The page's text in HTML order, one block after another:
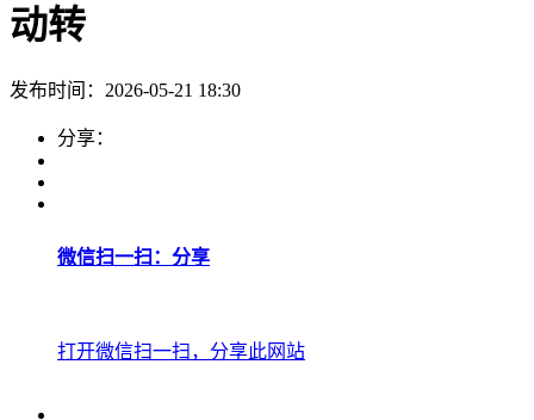
动转
发布时间：2026-05-21 18:30
分享：
微信扫一扫：分享
打开微信扫一扫，分享此网站